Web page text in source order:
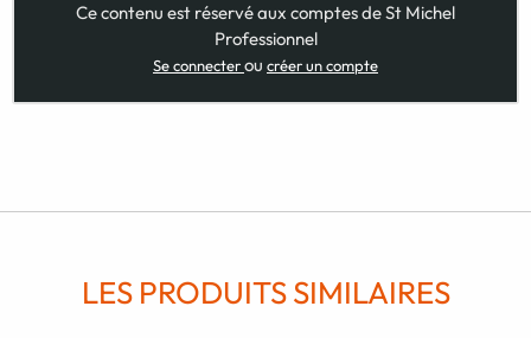
Ce contenu est réservé aux comptes de St Michel
Professionnel
Se connecterou créer un compte
LES PRODUITS SIMILAIRES